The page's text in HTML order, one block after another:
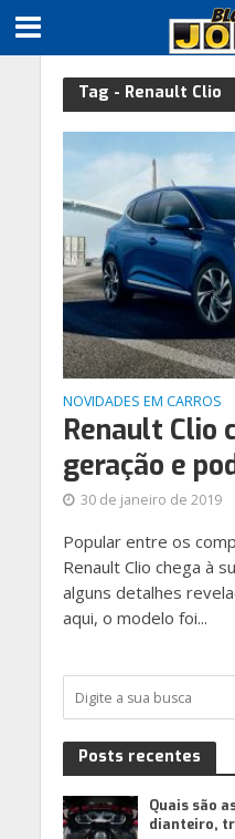
Tag - Renault Clio
NOVIDADES EM CARROS
Renault Clio
geração e
30 de janeiro de 2019
Popular entre os
Renault Clio chega à
alguns detalhes
aqui, o modelo foi...
Posts recentes
Quais são
dianteiro,